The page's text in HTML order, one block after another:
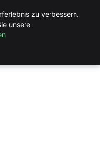
zu verbessern.
unsere